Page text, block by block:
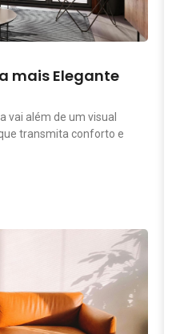
mais Elegante
vai além de um visual
transmita conforto e